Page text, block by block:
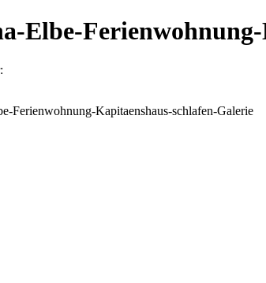
Elbe-
Ferienwohnung-Kapitaenshaus-schlafen-Galerie